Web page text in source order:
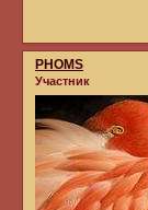
PHOMS
Участник